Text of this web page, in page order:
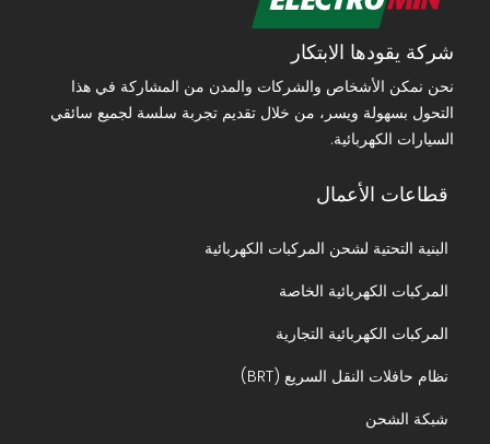
شركة يقودها الابتكار
نحن نمكن الأشخاص والشركات والمدن من المشاركة في هذا
التحول بسهولة ويسر، من خلال تقديم تجربة سلسة لجميع سائقي
السيارات الكهربائية.
قطاعات الأعمال
البنية التحتية لشحن المركبات الكهربائية
المركبات الكهربائية الخاصة
المركبات الكهربائية التجارية
نظام حافلات النقل السريع (BRT)
شبكة الشحن